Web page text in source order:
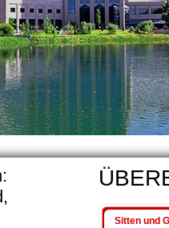
Culture of
By nature
is why
any influence
general, the
growth is
marriages is
percentage of
in the world.
family is
The usual
rather big. On
5-6 children.
Sitten und